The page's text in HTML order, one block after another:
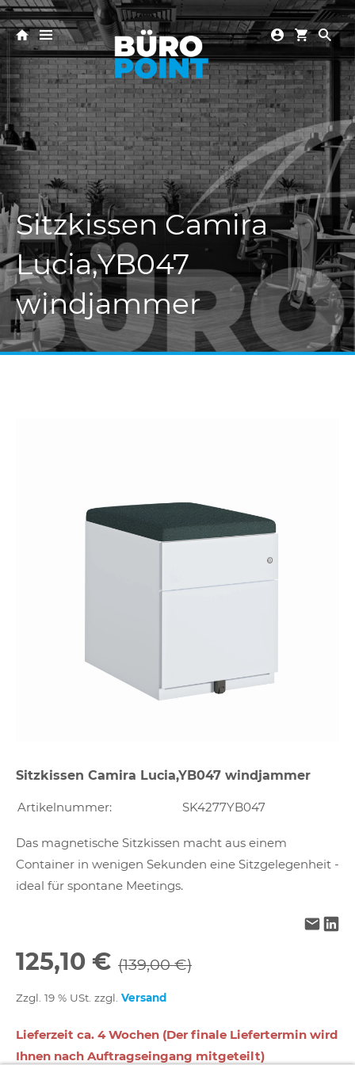
Sitzkissen Camira
Lucia,YB047
windjammer
Sitzkissen Camira Lucia,YB047 windjammer
Artikelnummer: SK4277YB047
Das magnetische Sitzkissen macht aus einem
Container in wenigen Sekunden eine Sitzgelegenheit -
ideal für spontane Meetings.
125,10 € (139,00 €)
Zzgl. 19 % USt. zzgl. Versand
Lieferzeit ca. 4 Wochen (Der finale Liefertermin wird
Ihnen nach Auftragseingang mitgeteilt)